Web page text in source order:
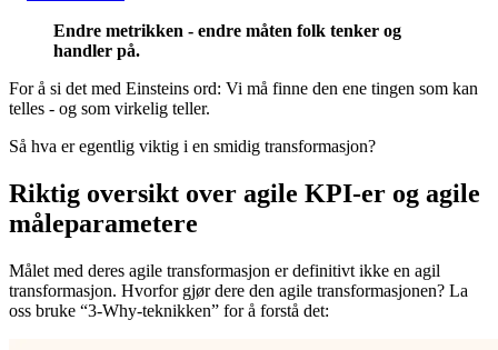
Endre metrikken - endre måten folk tenker og
handler på.
For å si det med Einsteins ord: Vi må finne den ene tingen som kan
telles - og som virkelig teller.
Så hva er egentlig viktig i en smidig transformasjon?
Riktig oversikt over agile KPI-er og agile
måleparametere
Målet med deres agile transformasjon er definitivt ikke en agil
transformasjon. Hvorfor gjør dere den agile transformasjonen? La
oss bruke “3-Why-teknikken” for å forstå det: